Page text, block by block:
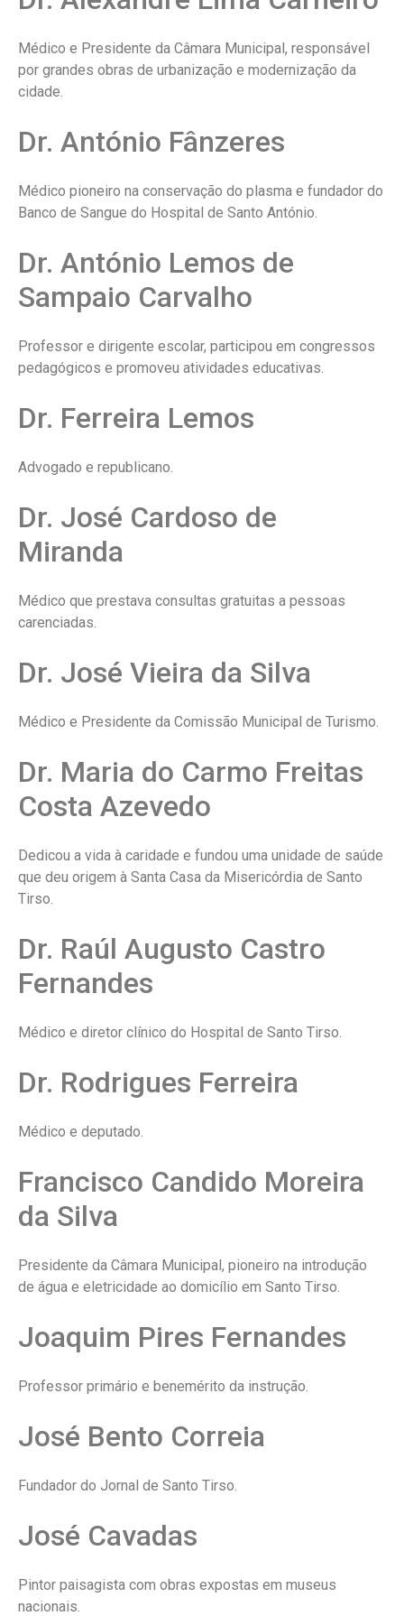
Médico e Presidente da Câmara Municipal, responsável
por grandes obras de urbanização e modernização da
cidade.
Dr. António Fânzeres
Médico pioneiro na conservação do plasma e fundador do
Banco de Sangue do Hospital de Santo António.
Dr. António Lemos de
Sampaio Carvalho
Professor e dirigente escolar, participou em congressos
pedagógicos e promoveu atividades educativas.
Dr. Ferreira Lemos
Advogado e republicano.
Dr. José Cardoso de
Miranda
Médico que prestava consultas gratuitas a pessoas
carenciadas.
Dr. José Vieira da Silva
Médico e Presidente da Comissão Municipal de Turismo.
Dr. Maria do Carmo Freitas
Costa Azevedo
Dedicou a vida à caridade e fundou uma unidade de saúde
que deu origem à Santa Casa da Misericórdia de Santo
Tirso.
Dr. Raúl Augusto Castro
Fernandes
Médico e diretor clínico do Hospital de Santo Tirso.
Dr. Rodrigues Ferreira
Médico e deputado.
Francisco Candido Moreira
da Silva
Presidente da Câmara Municipal, pioneiro na introdução
de água e eletricidade ao domicílio em Santo Tirso.
Joaquim Pires Fernandes
Professor primário e benemérito da instrução.
José Bento Correia
Fundador do Jornal de Santo Tirso.
José Cavadas
Pintor paisagista com obras expostas em museus
nacionais.